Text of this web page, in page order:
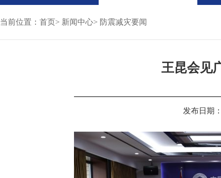
当前位置： 首页> 新闻中心> 防震减灾要闻
王昆会见
发布日期